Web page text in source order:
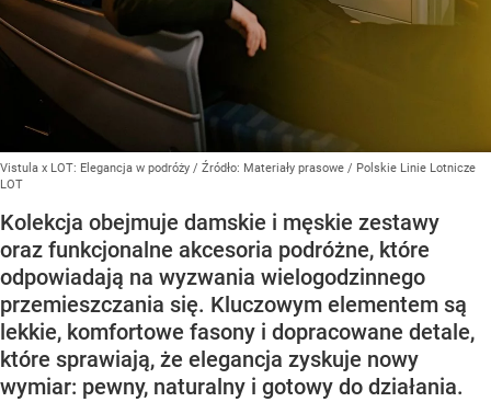
Vistula x LOT: Elegancja w podróży / Źródło: Materiały prasowe / Polskie Linie Lotnicze
LOT
Kolekcja obejmuje damskie i męskie zestawy
oraz funkcjonalne akcesoria podróżne, które
odpowiadają na wyzwania wielogodzinnego
przemieszczania się. Kluczowym elementem są
lekkie, komfortowe fasony i dopracowane detale,
które sprawiają, że elegancja zyskuje nowy
wymiar: pewny, naturalny i gotowy do działania.